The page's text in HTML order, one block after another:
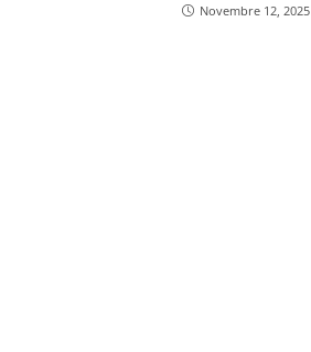
Novembre 12, 2025